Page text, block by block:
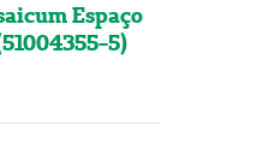
Espaço
5)